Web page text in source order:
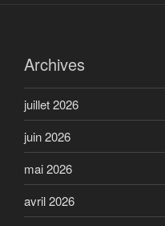
Archives
juillet 2026
juin 2026
mai 2026
avril 2026